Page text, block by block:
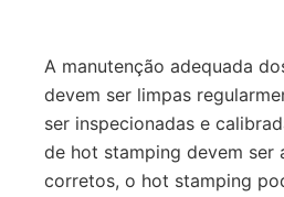
A manutenção adequada
devem ser limpas
ser inspecionadas e
de hot stamping devem ser
corretos, o hot stamping